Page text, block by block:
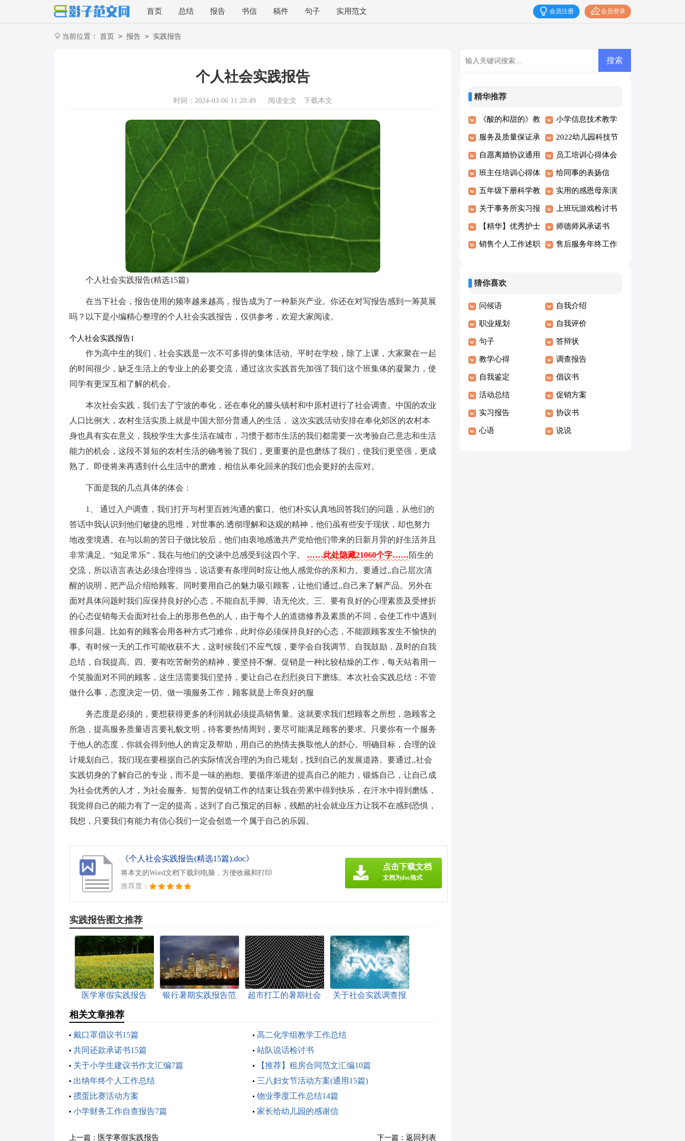
首页 总结 报告 书信 稿件 句子 实用范文 会员登录
会员注册
当前位置： 首页 > 报告 > 实践报告
个人社会实践报告
时间：2024-03-06 11:28:49 阅读全文 下载本文
个人社会实践报告(精选15篇)
在当下社会，报告使用的频率越来越高，报告成为了一种新兴产业。你还在对写报告感到一筹莫展
吗？以下是小编精心整理的个人社会实践报告，仅供参考，欢迎大家阅读。
个人社会实践报告1
作为高中生的我们，社会实践是一次不可多得的集体活动。平时在学校，除了上课，大家聚在一起
的时间很少，缺乏生活上的专业上的必要交流，通过这次实践首先加强了我们这个班集体的凝聚力，使
同学有更深互相了解的机会。
本次社会实践，我们去了宁波的奉化，还在奉化的滕头镇村和中原村进行了社会调查。中国的农业
人口比例大，农村生活实质上就是中国大部分普通人的生活， 这次实践活动安排在奉化郊区的农村本
身也具有实在意义，我校学生大多生活在城市，习惯于都市生活的我们都需要一次考验自己意志和生活
能力的机会，这段不算短的农村生活的确考验了我们，更重要的是也磨练了我们，使我们更坚强，更成
熟了。即使将来再遇到什么生活中的磨难，相信从奉化回来的我们也会更好的去应对。
下面是我的几点具体的体会：
1、 通过入户调查，我们打开与村里百姓沟通的窗口。他们朴实认真地回答我们的问题，从他们的
答话中我认识到他们敏捷的思维，对世事的.透彻理解和达观的精神，他们虽有些安于现状，却也努力
地改变境遇。在与以前的苦日子做比较后，他们由衷地感激共产党给他们带来的日新月异的好生活并且
非常满足。“知足常乐”，我在与他们的交谈中总感受到这四个字。 ……此处隐藏21060个字……陌生的
交流，所以语言表达必须合理得当，说话要有条理同时应让他人感觉你的亲和力。要通过,,自己层次清
醒的说明，把产品介绍给顾客。同时要用自己的魅力吸引顾客，让他们通过,,自己来了解产品。另外在
面对具体问题时我们应保持良好的心态，不能自乱手脚、语无伦次。三、要有良好的心理素质及受挫折
的心态促销每天会面对社会上的形形色色的人，由于每个人的道德修养及素质的不同，会使工作中遇到
很多问题。比如有的顾客会用各种方式刁难你，此时你必须保持良好的心态，不能跟顾客发生不愉快的
事。有时候一天的工作可能收获不大，这时候我们不应气馁，要学会自我调节、自我鼓励，及时的自我
总结，自我提高。四、要有吃苦耐劳的精神，要坚持不懈。促销是一种比较枯燥的工作，每天站着用一
个笑脸面对不同的顾客，这生活需要我们坚持，要让自己在烈烈炎日下磨练。本次社会实践总结：不管
做什么事，态度决定一切。做一项服务工作，顾客就是上帝良好的服
务态度是必须的，要想获得更多的利润就必须提高销售量。这就要求我们想顾客之所想，急顾客之
所急，提高服务质量语言要礼貌文明，待客要热情周到，要尽可能满足顾客的要求。只要你有一个服务
于他人的态度，你就会得到他人的肯定及帮助，用自己的热情去换取他人的舒心。明确目标，合理的设
计规划自己。我们现在要根据自己的实际情况合理的为自己规划，找到自己的发展道路。要通过,,社会
实践切身的了解自己的专业，而不是一味的抱怨。要循序渐进的提高自己的能力，锻炼自己，让自己成
为社会优秀的人才，为社会服务。短暂的促销工作的结束让我在劳累中得到快乐，在汗水中得到磨练，
我觉得自己的能力有了一定的提高，达到了自己预定的目标，残酷的社会就业压力让我不在感到恐惧，
我想，只要我们有能力有信心我们一定会创造一个属于自己的乐园。
《个人社会实践报告(精选15篇).doc》
将本文的Word文档下载到电脑，方便收藏和打印
推荐度：
点击下载文档
文档为doc格式
实践报告图文推荐
医学寒假实践报告
银行暑期实践报告范
超市打工的暑期社会
关于社会实践调查报
相关文章推荐
戴口罩倡议书15篇
高二化学组教学工作总结
共同还款承诺书15篇
站队说话检讨书
关于小学生建议书作文汇编7篇
【推荐】租房合同范文汇编10篇
出纳年终个人工作总结
三八妇女节活动方案(通用15篇)
掼蛋比赛活动方案
物业季度工作总结14篇
小学财务工作自查报告7篇
家长给幼儿园的感谢信
上一篇： 医学寒假实践报告 下一篇： 返回列表
精华推荐
《酸的和甜的》教
学反思15篇
小学信息技术教学
计划15篇
服务及质量保证承
诺书
2022幼儿园科技节
活动方案
自愿离婚协议通用
15篇
员工培训心得体会
(15篇)
班主任培训心得体
会(合集15篇)
给同事的表扬信
五年级下册科学教
学计划15篇
实用的感恩母亲演
讲稿4篇
关于事务所实习报
告合集9篇
上班玩游戏检讨书
15篇
【精华】优秀护士
演讲稿模板6篇
师德师风承诺书
(15篇)
销售个人工作述职 售后服务年终工作
猜你喜欢
问候语 自我介绍
职业规划 自我评价
句子 答辩状
教学心得 调查报告
自我鉴定 倡议书
活动总结 促销方案
实习报告 协议书
心语 说说